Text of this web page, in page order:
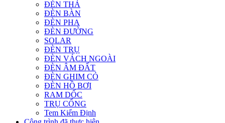
ĐÈN THẢ
ĐÈN BÀN
ĐÈN PHA
ĐÈN ĐƯỜNG
SOLAR
ĐÈN TRỤ
ĐÈN VÁCH NGOÀI
ĐÈN ÂM ĐẤT
ĐÈN GHIM CỎ
ĐÈN HỒ BƠI
RAM DỐC
TRỤ CỔNG
Tem Kiểm Định